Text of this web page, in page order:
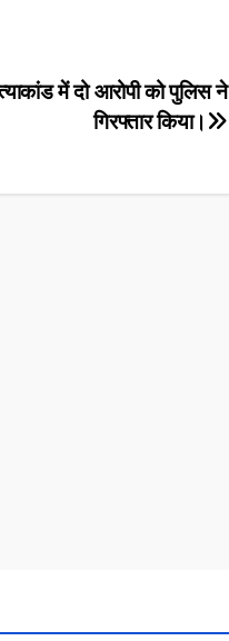
में दो आरोपी को पुलिस ने
गिरफ्तार किया।